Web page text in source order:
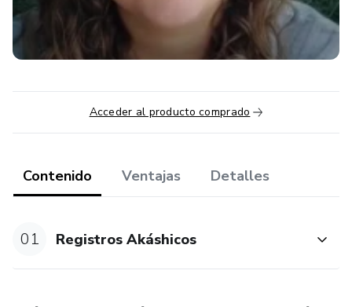
Acceder al producto comprado
Contenido Ventajas Detalles
01 Registros Akáshicos